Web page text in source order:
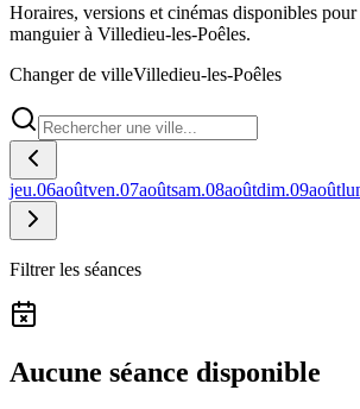
Horaires, versions et cinémas disponibles
manguier à Villedieu-les-Poêles.
Changer de villeVilledieu-les-Poêles
jeu.06aoûtven.07aoûtsam.08aoûtdim.09août
Filtrer les séances
Aucune séance disponible